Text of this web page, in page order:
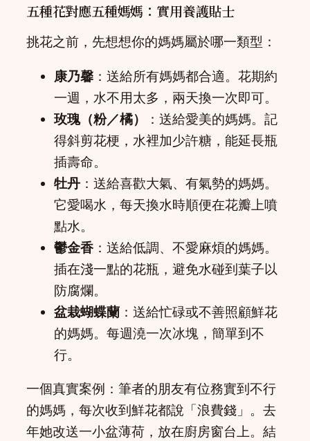
五種花對應五種媽媽：實用養護貼士
挑花之前，先想想你的媽媽屬於哪一類型：
康乃馨 ：送給所有媽媽都合適。花期約
一週，水不用太多，兩天換一次即可。
玫瑰（粉／橘）
：送給愛美的媽媽。記
得斜剪花梗，水裡加少許糖，能延長瓶
插壽命。
牡丹 ：送給喜歡大氣、有氣勢的媽媽。
它愛喝水，每天換水時順便在花瓣上噴
點水。
鬱金香：送給低調、不愛麻煩的媽媽。
插在淺一點的花瓶，避免水碰到葉子以
防腐爛。
盆栽蝴蝶蘭 ：送給忙碌或不善照顧鮮花
的媽媽。每週澆一次冰塊，簡單到不
行。
一個真實案例：筆者的朋友有位務實到不行
的媽媽，每次收到鮮花都說「浪費錢」。去
年她改送一小盆薄荷，放在廚房窗台上。結